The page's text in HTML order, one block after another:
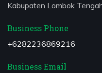
Kabupaten Lombok
Business Phone
+6282236869216
Business Email